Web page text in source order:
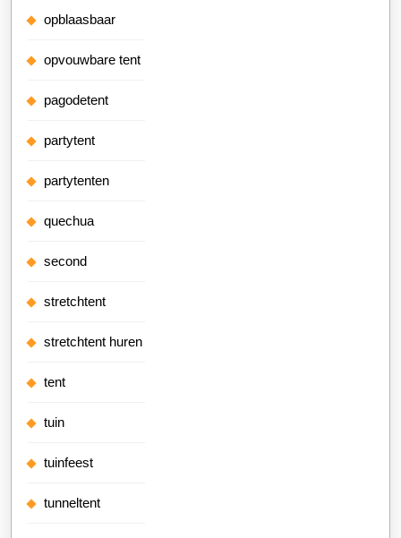
opblaasbaar
opvouwbare tent
pagodetent
partytent
partytenten
quechua
second
stretchtent
stretchtent huren
tent
tuin
tuinfeest
tunneltent